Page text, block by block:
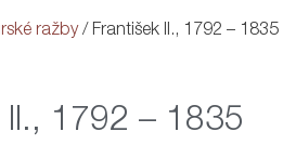
ražby/ František II., 1792 – 1835
II., 1792 – 1835